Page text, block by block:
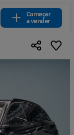
Começar
a vender